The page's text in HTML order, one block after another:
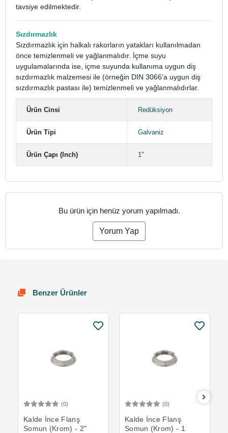
tavsiye edilmektedir.
Sızdırmazlık
Sızdırmazlık için halkalı rakorların yatakları kullanılmadan
önce temizlenmeli ve yağlanmalıdır. İçme suyu
uygulamalarında ise, içme suyunda kullanıma uygun diş
sızdırmazlık malzemesi ile (örneğin DIN 3066’a uygun diş
sızdırmazlık pastası ile) temizlenmeli ve yağlanmalıdırlar.
Ürün Cinsi Redüksiyon
Ürün Tipi Galvaniz
Ürün Çapı (Inch) 1"
Bu ürün için henüz yorum yapılmadı.
Yorum Yap
Benzer Ürünler
(0)
Kalde İnce Flanş
Somun (Krom) - 2"
(0)
Kalde İnce Flanş
Somun (Krom) - 1